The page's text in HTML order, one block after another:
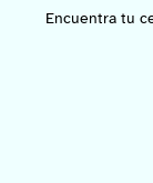
Encuentra tu